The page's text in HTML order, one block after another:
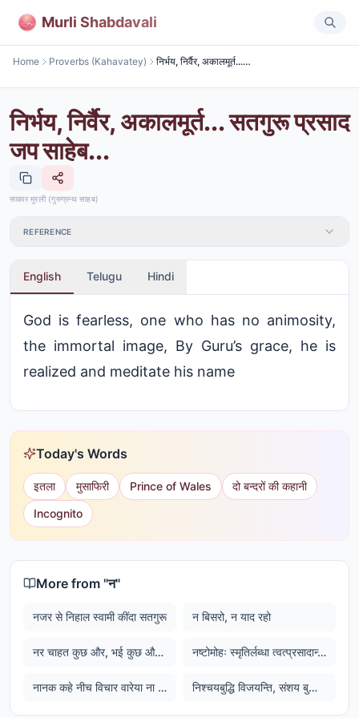
Murli Shabdavali
Home Proverbs (Kahavatey) निर्भय, निर्वैर, अकालमूर्त... सतगुरू प्रसाद जप साहेब...
निर्भय, निर्वैर, अकालमूर्त... सतगुरू प्रसाद
जप साहेब...
साकार मुरली (गुरुग्रन्थ साहब)
REFERENCE
English Telugu Hindi
God is fearless, one who has no animosity,
the immortal image, By Guru’s grace, he is
realized and meditate his name
Today's Words
इतला मुसाफिरी Prince of Wales
दो बन्दरों की कहानी
Incognito
More from "न"
नजर से निहाल स्वामी कींदा सतगुरू न बिसरो, न याद रहो
नर चाहत कुछ और, भई कुछ और की और नष्टोमोहः स्मृतिर्लब्धा त्वत्प्रसादान्मयाच्युत। स्थितोस्मि गतसन्देहः करिष्ये वचनं तव।।
नानक कहे नीच विचार वारेया ना जावां एक वार; जो तुध भावे साईं भली कार, तू सदा सलामत निरंकार। निश्चयबुद्धि विजयन्ति, संशय बुद्धि विनशयन्ति